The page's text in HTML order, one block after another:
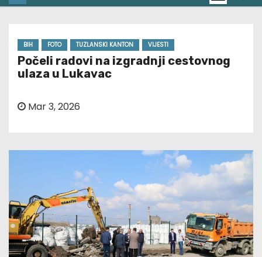
BIH FOTO TUZLANSKI KANTON VIJESTI
Počeli radovi na izgradnji cestovnog
ulaza u Lukavac
Mar 3, 2026